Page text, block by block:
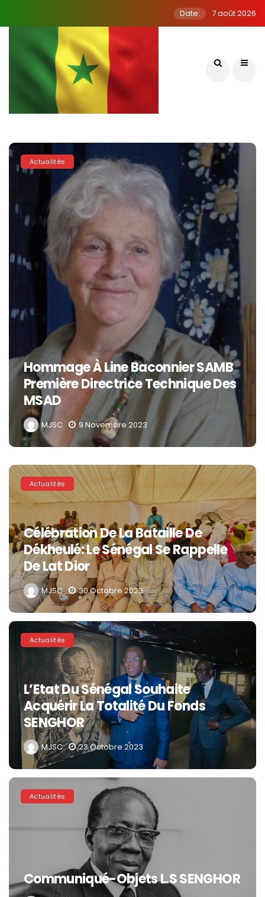
Date: 7 août 2026
Actualités
Hommage À Line Baconnier SAMB
Première Directrice Technique Des
MSAD
MJSC 9 Novembre 2023
Actualités
Célébration De La Bataille De
Dékheulé: Le Sénégal Se Rappelle
De Lat Dior
MJSC 30 Octobre 2023
Actualités
L’Etat Du Sénégal Souhaite
Acquérir La Totalité Du Fonds
SENGHOR
MJSC 23 Octobre 2023
Actualités
Communiqué-Objets L.S SENGHOR